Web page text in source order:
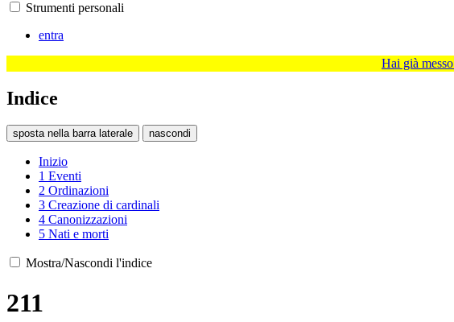
Strumenti personali
entra
Hai già messo
Indice
sposta nella barra laterale nascondi
Inizio
1 Eventi
2 Ordinazioni
3 Creazione di cardinali
4 Canonizzazioni
5 Nati e morti
Mostra/Nascondi l'indice
211